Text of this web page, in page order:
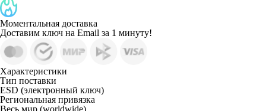
Моментальная доставка
Доставим ключ на Email за 1 минуту!
Характеристики
Тип поставки
ESD (электронный ключ)
Региональная привязка
Весь мир (worldwide)